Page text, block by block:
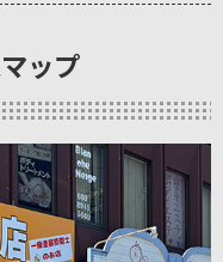
ップ